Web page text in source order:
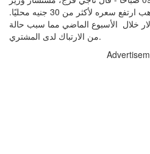
التموين لصناعة الذهب، إن الذهب ارتفع سعره لأكثر من 30 جنيه محليًا.
عالميا لأكثر من 100 دولار خلال الأسبوع الماضي مما سبب حالة
من الارتباك لدى المشتري.